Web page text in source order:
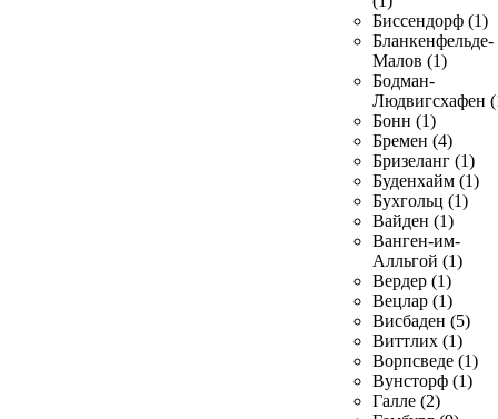
Биссендорф (1)
Бланкенфельде-
Малов (1)
Бодман-
Людвигсхафен
Бонн (1)
Бремен (4)
Бризеланг (1)
Буденхайм (1)
Бухгольц (1)
Вайден (1)
Ванген-им-
Алльгой (1)
Вердер (1)
Вецлар (1)
Висбаден (5)
Виттлих (1)
Ворпсведе (1)
Вунсторф (1)
Галле (2)